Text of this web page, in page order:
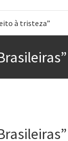
à tristeza”